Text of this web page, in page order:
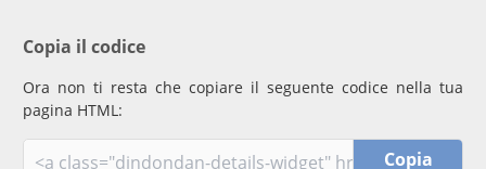
Copia il codice
Ora non ti resta che copiare il seguente codice nella tua
pagina HTML:
Copia